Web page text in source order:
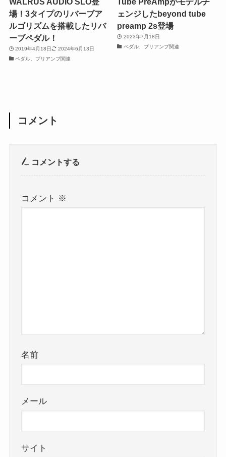
場！3タイプのリバーブア
ルゴリズムを搭載したリバ
ーブペダル！
2019年4月18日
2024年6月13日
ペダル、プリアンプ関連
ェンジしたbeyond tube
preamp 2s登場
2023年7月18日
ペダル、プリアンプ関連
コメント
コメントする
コメント ※
名前
メール
サイト